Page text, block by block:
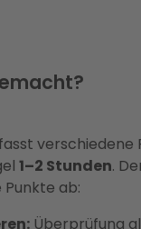
verschiedene
1–2 Stunden.
ab:
Überprüfung